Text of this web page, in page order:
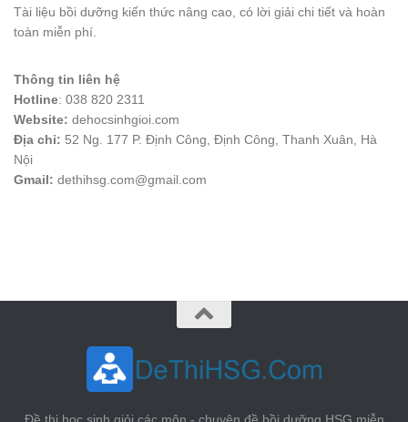
Tài liệu bồi dưỡng kiến thức nâng cao, có lời giải chi tiết và hoàn
toàn miễn phí.
Thông tin liên hệ
Hotline: 038 820 2311
Website: dehocsinhgioi.com
Địa chỉ: 52 Ng. 177 P. Định Công, Định Công, Thanh Xuân, Hà
Nội
Gmail: dethihsg.com@gmail.com
Đề thi học sinh giỏi các môn - chuyên đề bồi dưỡng HSG miễn